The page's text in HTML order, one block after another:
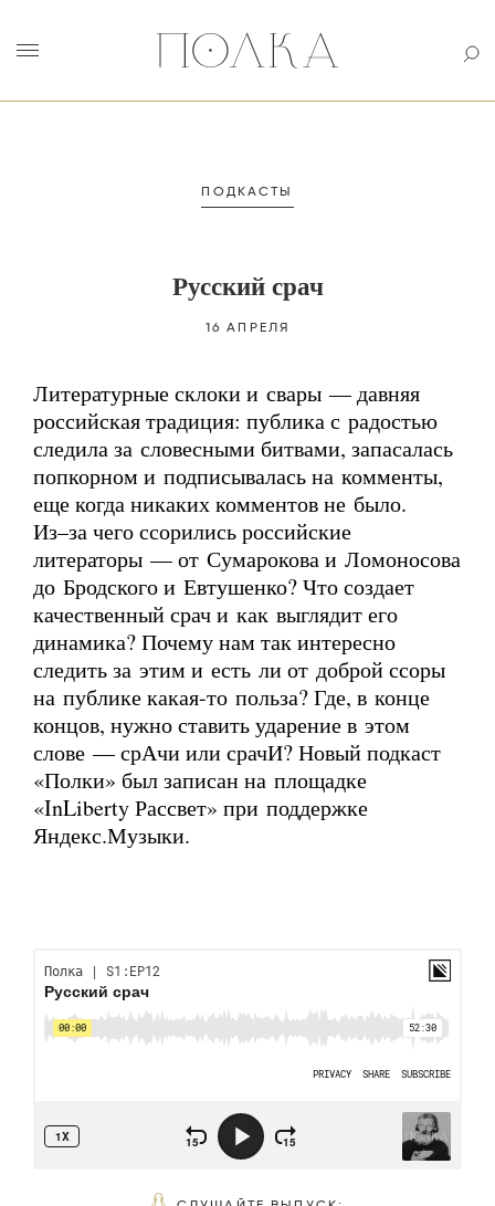
ПОДКАСТЫ
Русский срач
16 АПРЕЛЯ
Литературные склоки и свары — давняя
российская традиция: публика с радостью
следила за словесными битвами, запасалась
попкорном и подписывалась на комменты,
еще когда никаких комментов не было.
Из–зачего ссорились российские
литераторы — от Сумарокова и Ломоносова
до Бродского и Евтушенко? Что создает
качественный срач и как выглядит его
динамика? Почему нам так интересно
следить за этим и есть ли от доброй ссоры
на публике какая-то польза? Где, в конце
концов, нужно ставить ударение в этом
слове — срАчи или срачИ? Новый подкаст
«Полки» был записан на площадке
«InLiberty Рассвет» при поддержке
Яндекс.Музыки.